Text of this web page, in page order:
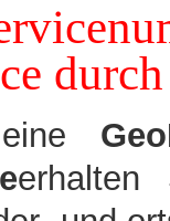
erhalten